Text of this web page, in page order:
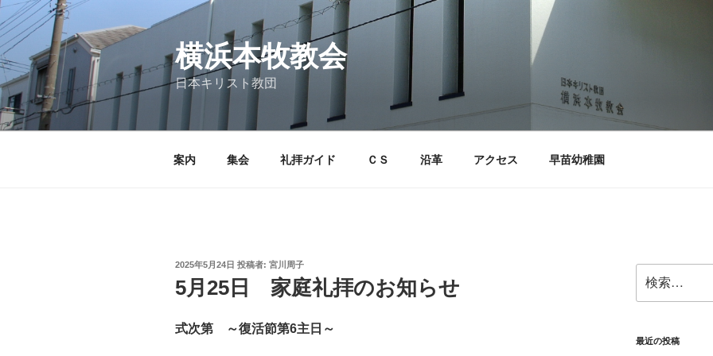
コ
ン
テ
ン
ツ
へ
ス
横浜本牧教会
日本キリスト教団
案内 集会 礼拝ガイド ＣＳ 沿革 アクセス 早苗幼稚園
投
日:
2025年5月24日 投稿者: 宮川周子
5月25日 家庭礼拝のお知らせ
式次第 ～復活節第6主日～
索:
最近の投稿